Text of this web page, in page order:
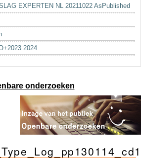
EXPERTEN NL 20211022 AsPublished
2024
onderzoeken